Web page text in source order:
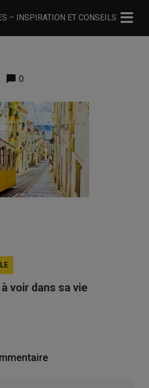
– INSPIRATION ET CONSEILS
0
voir dans sa vie